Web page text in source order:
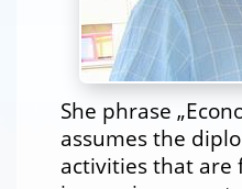
She phrase
assumes the
activities that are